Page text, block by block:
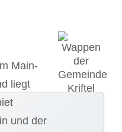
Main-
liegt
und der